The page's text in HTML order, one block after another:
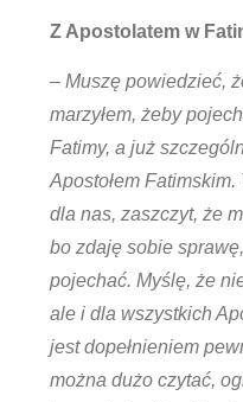
Z Apostolatem w
– Muszę powiedzieć,
marzyłem, żeby
Fatimy, a już
Apostołem
dla nas, zaszczyt, że
bo zdaję sobie
pojechać. Myślę, że
ale i dla wszystkich
jest dopełnieniem
można dużo czytać,